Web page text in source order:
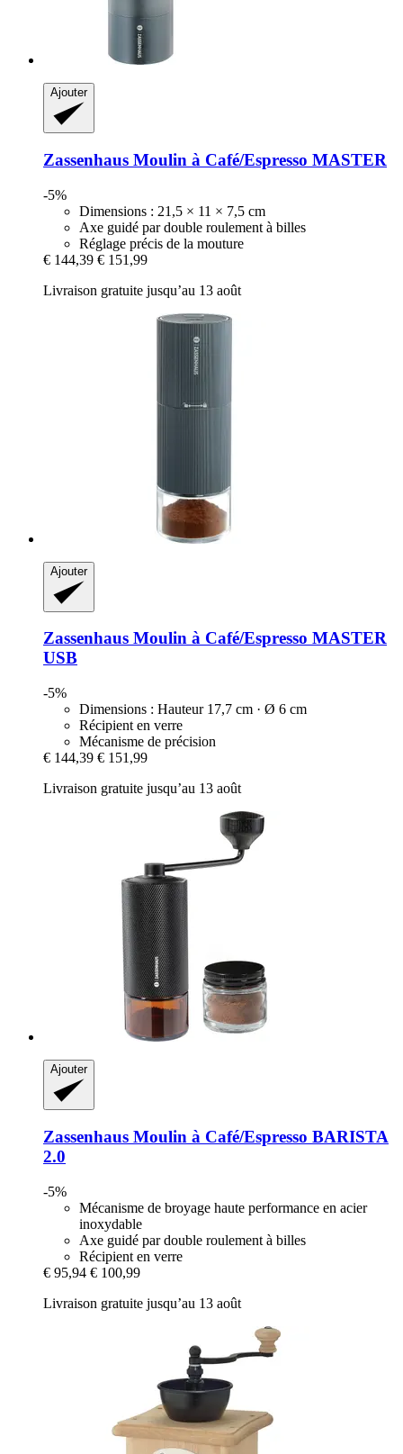
Ajouter
Zassenhaus Moulin à Café/Espresso MASTER
-5%
Dimensions : 21,5 × 11 × 7,5 cm
Axe guidé par double roulement à billes
Réglage précis de la mouture
€ 144,39 € 151,99
Livraison gratuite jusqu’au 13 août
Ajouter
Zassenhaus Moulin à Café/Espresso MASTER
USB
-5%
Dimensions : Hauteur 17,7 cm · Ø 6 cm
Récipient en verre
Mécanisme de précision
€ 144,39 € 151,99
Livraison gratuite jusqu’au 13 août
Ajouter
Zassenhaus Moulin à Café/Espresso BARISTA
2.0
-5%
Mécanisme de broyage haute performance en acier
inoxydable
Axe guidé par double roulement à billes
Récipient en verre
€ 95,94 € 100,99
Livraison gratuite jusqu’au 13 août